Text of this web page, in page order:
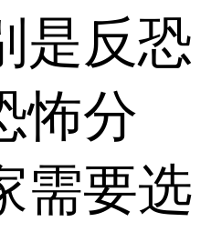
是反恐
怖分
需要选